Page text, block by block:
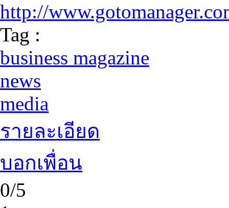
http://
Tag :
business magazine
news
media
รายละเอียด
บอกเพื่อน
0/5